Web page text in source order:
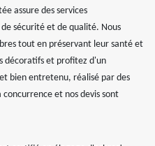
assure des services
sécurité et de qualité. Nous
tout en préservant leur santé et
décoratifs et profitez d'un
bien entretenu, réalisé par des
et nos devis sont